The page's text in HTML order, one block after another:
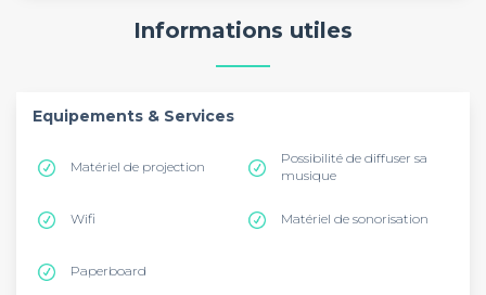
Informations utiles
Equipements & Services
Matériel de projection
Possibilité de diffuser sa
musique
Wifi Matériel de sonorisation
Paperboard